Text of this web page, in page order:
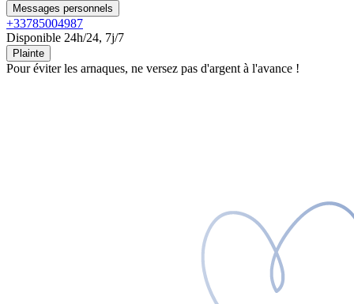
Messages personnels
+33785004987
Disponible 24h/24, 7j/7
Plainte
Pour éviter les arnaques, ne versez pas d'argent à l'avance !